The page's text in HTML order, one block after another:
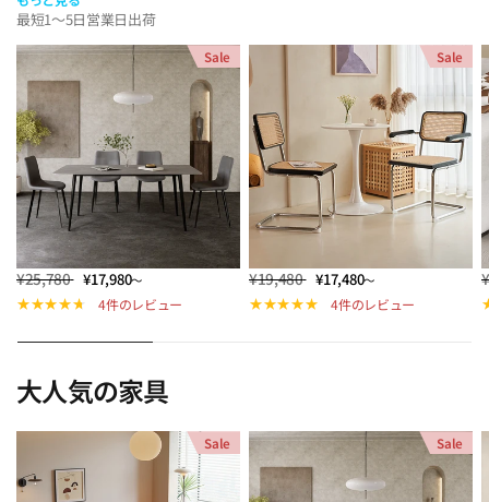
最短1～5日営業日出荷
Sale
¥25,780 ¥17,980～
4件のレビュー
Sale
¥19,480 ¥17,480～
4件のレビュー
大人気の家具
Sale Sale